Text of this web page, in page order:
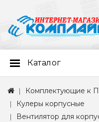
Каталог
Комплектующие к
Кулеры корпусные
Вентилятор для